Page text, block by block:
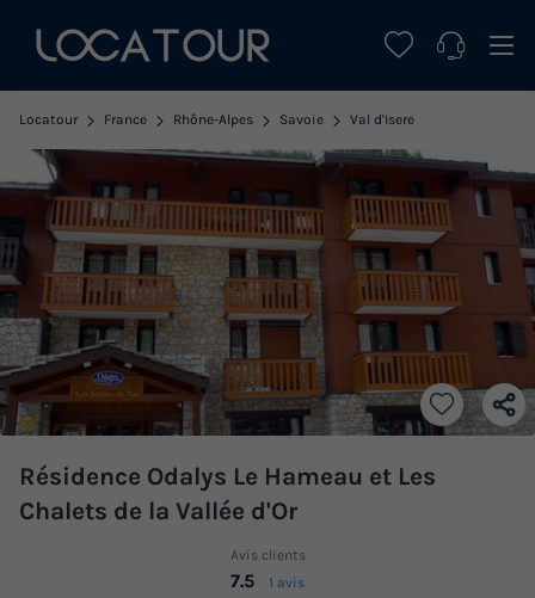
Locatour France Rhône-Alpes Savoie Val d'Isere
Résidence Odalys Le Hameau et Les
Chalets de la Vallée d'Or
Avis clients
7.5 1 avis